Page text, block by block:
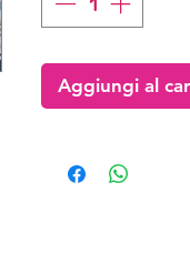
Aggiungi al